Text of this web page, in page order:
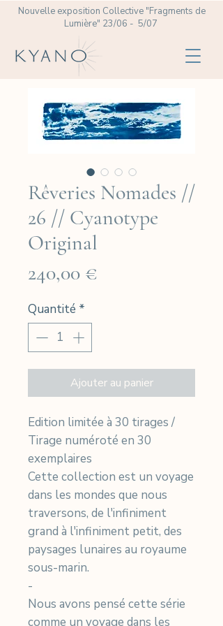
Nouvelle exposition Collective "Fragments de
Lumière" 23/06 - 5/07
Rêveries Nomades //
26 // Cyanotype
Original
240,00 €
Quantité *
Ajouter au panier
Edition limitée à 30 tirages /
Tirage numéroté en 30
exemplaires
Cette collection est un voyage
dans les mondes que nous
traversons, de l'infiniment
grand à l'infiniment petit, des
paysages lunaires au royaume
sous-marin.
-
Nous avons pensé cette série
comme un voyage dans les